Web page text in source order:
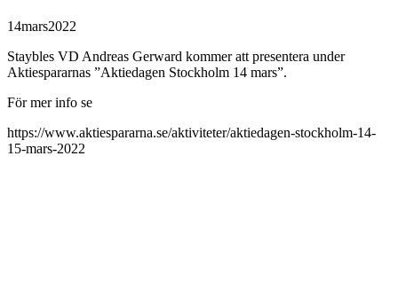
14mars2022
Staybles VD Andreas Gerward kommer att presentera under
Aktiespararnas ”Aktiedagen Stockholm 14 mars”.
För mer info se
https://www.aktiespararna.se/aktiviteter/aktiedagen-stockholm-14-
15-mars-2022